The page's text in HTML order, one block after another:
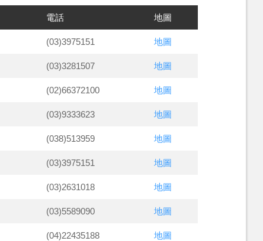
電話 地圖
(03)3975151 地圖
(03)3281507 地圖
(02)66372100 地圖
(03)9333623 地圖
(038)513959 地圖
(03)3975151 地圖
(03)2631018 地圖
(03)5589090 地圖
(04)22435188 地圖